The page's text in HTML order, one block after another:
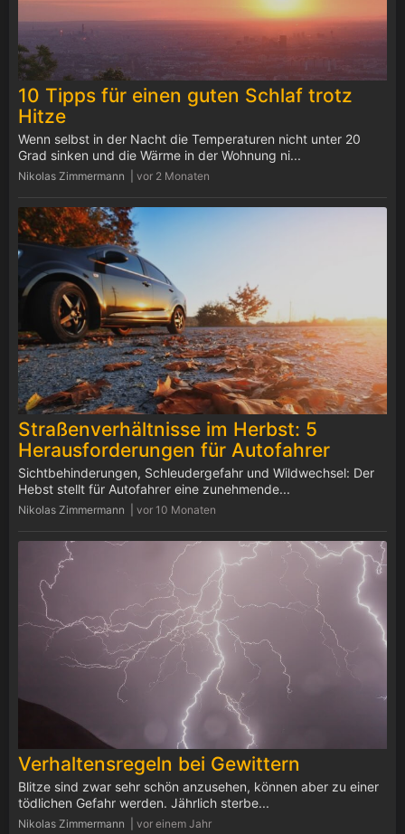
10 Tipps für einen guten Schlaf trotz
Hitze
Nikolas Zimmermann | vor 2 Monaten
Wenn selbst in der Nacht die Temperaturen nicht unter 20
Grad sinken und die Wärme in der Wohnung ni...
Straßenverhältnisse im Herbst: 5
Herausforderungen für Autofahrer
Nikolas Zimmermann | vor 10 Monaten
Sichtbehinderungen, Schleudergefahr und Wildwechsel: Der
Hebst stellt für Autofahrer eine zunehmende...
Verhaltensregeln bei Gewittern
Nikolas Zimmermann | vor einem Jahr
Blitze sind zwar sehr schön anzusehen, können aber zu einer
tödlichen Gefahr werden. Jährlich sterbe...